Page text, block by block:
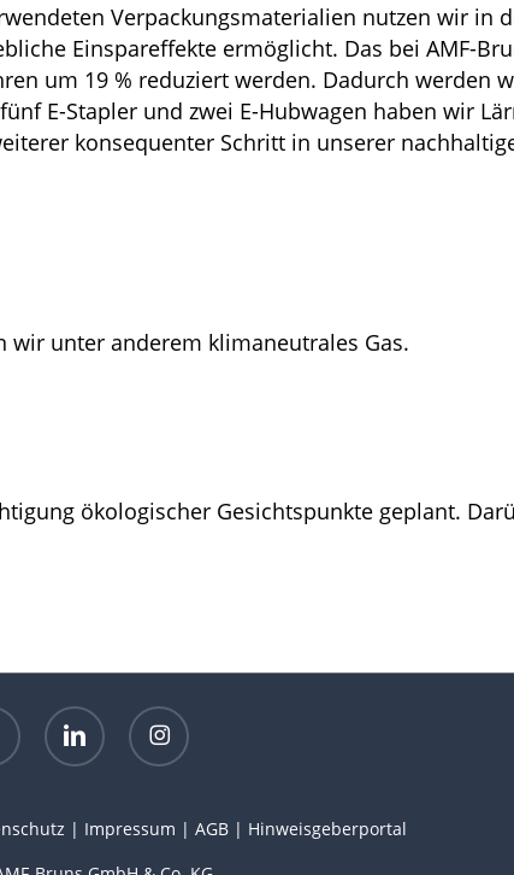
Verpackungsmaterialien nutzen wir in
Einspareffekte ermöglicht. Das bei AMF-
um 19 % reduziert werden. Dadurch werden
E-Stapler und zwei E-Hubwagen haben wir
konsequenter Schritt in unserer
wir unter anderem klimaneutrales Gas.
ökologischer Gesichtspunkte geplant.
linkedin instagram
| Impressum | AGB| Hinweisgeberportal